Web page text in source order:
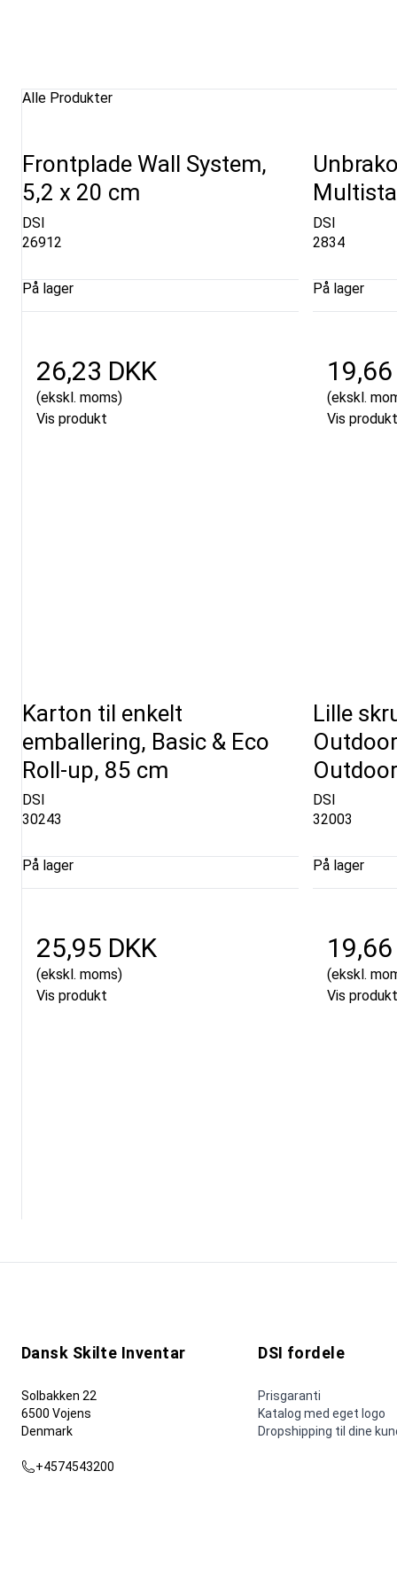
Alle Produkter
Frontplade Wall System,
5,2 x 20 cm
DSI
26912
På lager
26,23 DKK
(ekskl. moms)
Vis produkt
DSI
2834
På lager
19,66
(ekskl.
Vis produkt
Karton til enkelt
emballering, Basic & Eco
Roll-up, 85 cm
DSI
30243
På lager
25,95 DKK
(ekskl. moms)
Vis produkt
Lille
DSI
32003
På lager
19,66
(ekskl.
Vis produkt
Dansk Skilte Inventar
Solbakken 22
6500 Vojens
Denmark
+4574543200
DSI fordele
Prisgaranti
Katalog med eget logo
Dropshipping til dine